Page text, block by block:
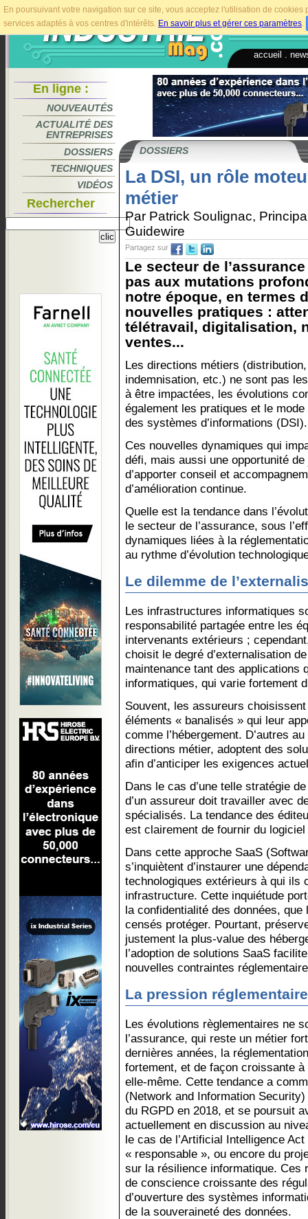
En poursuivant votre navigation sur ce site, vous acceptez l'utilisation de
services adaptés à vos centres d'intérêts. En savoir plus et gérer ces paramètres.
accueil
En ligne :
NOUVEAUTÉS
ACTUALITÉ DES
ENTREPRISES
DOSSIERS
TECHNIQUES
VIDÉOS
Rechercher
DOSSIERS
La DSI, un rôle
métier
Par Patrick Soulignac,
Guidewire
Partagez sur
Le secteur de
pas aux mutations
notre époque, en termes
nouvelles pratiques :
télétravail, digitalisation,
ventes...
Les directions métiers (distribution,
indemnisation, etc.) ne sont pas
à être impactées, les évolutions
également les pratiques et le
des systèmes d’informations (DSI).
Ces nouvelles dynamiques qui
défi, mais aussi une opportunité de
d’apporter conseil et
d’amélioration continue.
Quelle est la tendance dans
le secteur de l’assurance, sous
dynamiques liées à la
au rythme d’évolution
Le dilemme de
Les infrastructures informatiques
responsabilité partagée entre les
intervenants extérieurs ;
choisit le degré d’externalisation
maintenance tant des applications
informatiques, qui varie fortement
Souvent, les assureurs
éléments « banalisés » qui leur
comme l’hébergement. D’autres
directions métier, adoptent des
afin d’anticiper les exigences
Dans le cas d’une telle stratégie
d’un assureur doit travailler avec
spécialisés. La tendance des
est clairement de fournir du
Dans cette approche SaaS
s’inquiètent d’instaurer une
technologiques extérieurs à qui ils
infrastructure. Cette inquiétude
la confidentialité des données,
censés protéger. Pourtant,
justement la plus-value des
l’adoption de solutions SaaS
nouvelles contraintes
La pression
Les évolutions règlementaires ne
l’assurance, qui reste un métier
dernières années, la
fortement, et de façon croissante
elle-même. Cette tendance a
(Network and Information
du RGPD en 2018, et se poursuit
actuellement en discussion au
le cas de l’Artificial Intelligence
« responsable », ou encore du
sur la résilience informatique. Ces
de conscience croissante des
d’ouverture des systèmes
de la souveraineté des données.